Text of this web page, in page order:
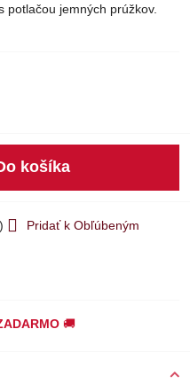
potlačou jemných prúžkov.
Do košíka
Pridať k Obľúbeným
🚚